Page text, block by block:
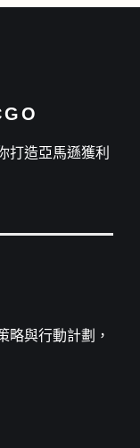
打造亞馬遜獲利
略與行動計劃，